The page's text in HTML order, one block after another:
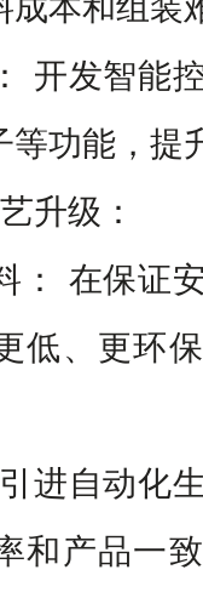
开发智能
等功能，提
升级：
： 在保证
低、更环
进自动化
和产品一